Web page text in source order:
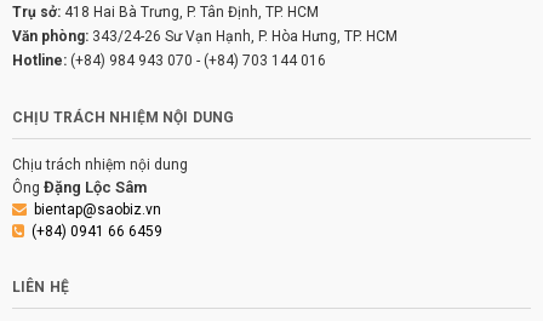
Trụ sở: 418 Hai Bà Trưng, P. Tân Định, TP. HCM
Văn phòng: 343/24-26 Sư Vạn Hạnh, P. Hòa Hưng, TP. HCM
Hotline: (+84) 984 943 070 - (+84) 703 144 016
CHỊU TRÁCH NHIỆM NỘI DUNG
Chịu trách nhiệm nội dung
Ông Đặng Lộc Sâm
bientap@saobiz.vn
(+84) 0941 66 6459
LIÊN HỆ